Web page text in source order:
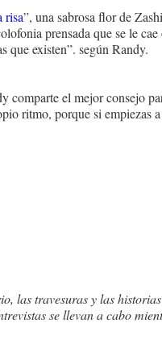
risa”, una sabrosa flor de
prensada que se le cae
que existen”. según Randy.
comparte el mejor consejo
ritmo, porque si empiezas
las travesuras y las
se llevan a cabo